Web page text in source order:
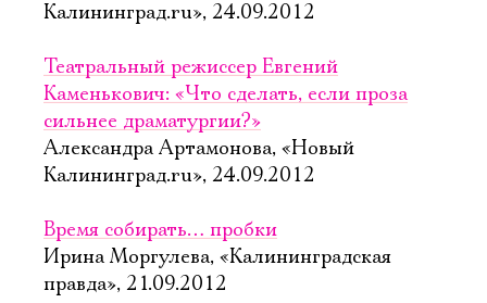
Калининград.ru», 24.09.2012
Театральный режиссер Евгений
Каменькович: «Что сделать, если проза
сильнее драматургии?»
Александра Артамонова, «Новый
Калининград.ru», 24.09.2012
Время собирать… пробки
Ирина Моргулева, «Калининградская
правда», 21.09.2012